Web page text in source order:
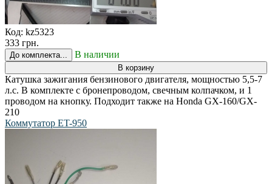
Код: kz5323
333 грн.
До комплекта... В наличии
В корзину
Катушка зажигания бензинового двигателя, мощностью 5,5-7
л.с. В комплекте с бронепроводом, свечным колпачком, и 1
проводом на кнопку. Подходит также на Honda GX-160/GX-
210
Коммутатор ET-950